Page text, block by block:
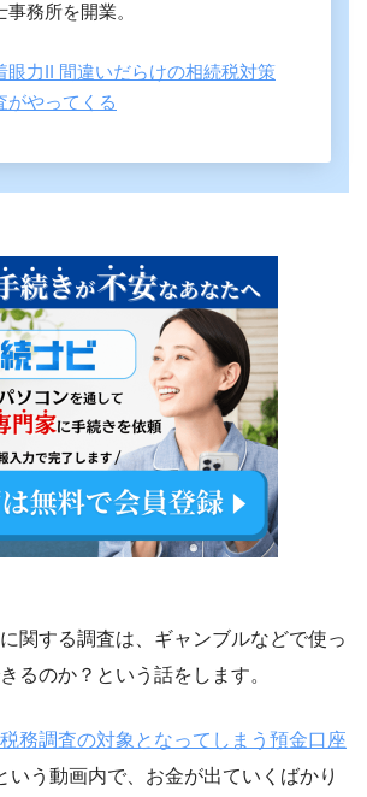
務所を開業。
眼力II 間違いだらけの相続税対策
がやってくる
関する調査は、ギャンブルなどで使っ
るのか？という話をします。
税務調査の対象となってしまう預金口座
いう動画内で、お金が出ていくばかり